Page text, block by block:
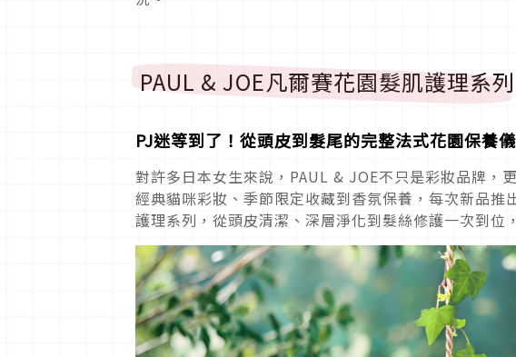
PAUL & JOE凡爾賽花園髮肌護理系列
PJ迷等到了！從頭皮到髮尾的完整法式花園保養
對許多日本女生來說，PAUL & JOE不只是彩妝品牌，
經典貓咪彩妝、季節限定收藏到香氛保養，每次新品
護理系列，從頭皮清潔、深層淨化到髮絲修護一次到位